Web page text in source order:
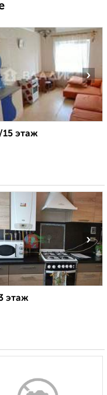
›
15 этаж
›
этаж